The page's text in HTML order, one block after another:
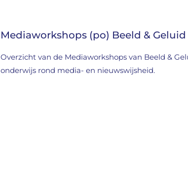
Mediaworkshops (po) Beeld & Geluid
Overzicht van de Mediaworkshops van Beeld &
onderwijs rond media- en nieuwswijsheid.